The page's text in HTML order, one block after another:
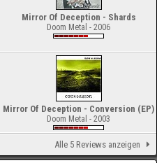
Mirror Of Deception - Shards
Doom Metal - 2006
Mirror Of Deception - Conversion (EP)
Doom Metal - 2003
Alle 5 Reviews anzeigen